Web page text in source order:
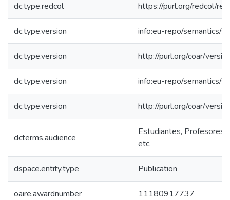
dc.type.redcol https://purl.org/redcol/
dc.type.version info:eu-repo/semantics/
dc.type.version http://purl.org/coar/
dc.type.version info:eu-repo/semantics/
dc.type.version http://purl.org/coar/
dcterms.audience
Estudiantes, Profesores,
etc.
dspace.entity.type Publication
oaire.awardnumber 11180917737